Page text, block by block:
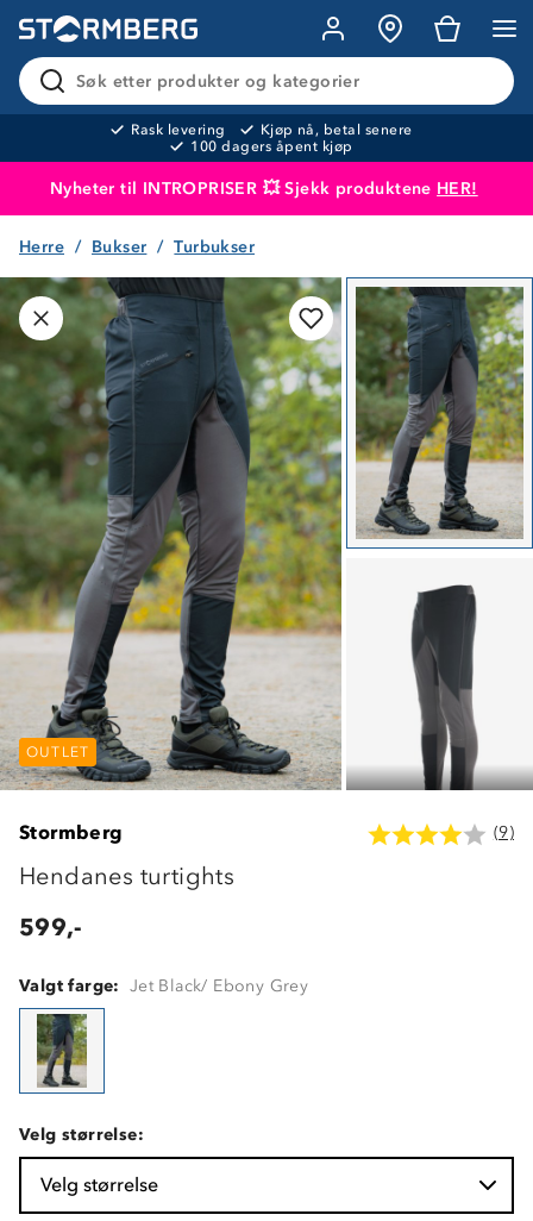
Søk etter produkter og kategorier
Rask levering
Kjøp nå, betal senere
100 dagers åpent kjøp
Nyheter til INTROPRISER 💥 Sjekk produktene HER!
Produktet er lagt i handlekurven
Herre Bukser Turbukser
OUTLET OUTLET
OUTLET
Stormberg (9)
Hendanes turtights
599,-
Valgt farge: Jet Black/ Ebony Grey
Velg størrelse:
Velg størrelse